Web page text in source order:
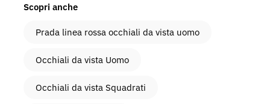
Scopri anche
Prada linea rossa occhiali da vista uomo
Occhiali da vista Uomo
Occhiali da vista Squadrati